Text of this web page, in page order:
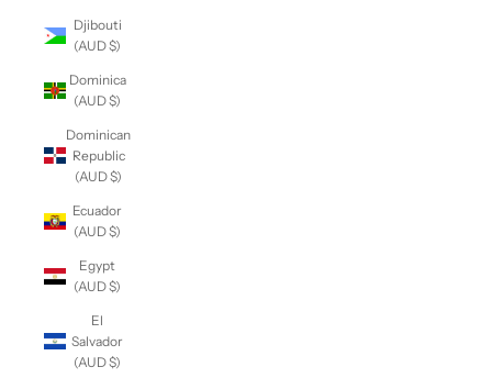
Djibouti
(AUD $)
Dominica
(AUD $)
Dominican
Republic
(AUD $)
Ecuador
(AUD $)
Egypt
(AUD $)
El
Salvador
(AUD $)